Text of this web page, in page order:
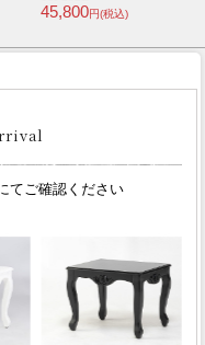
45,800円(税込)